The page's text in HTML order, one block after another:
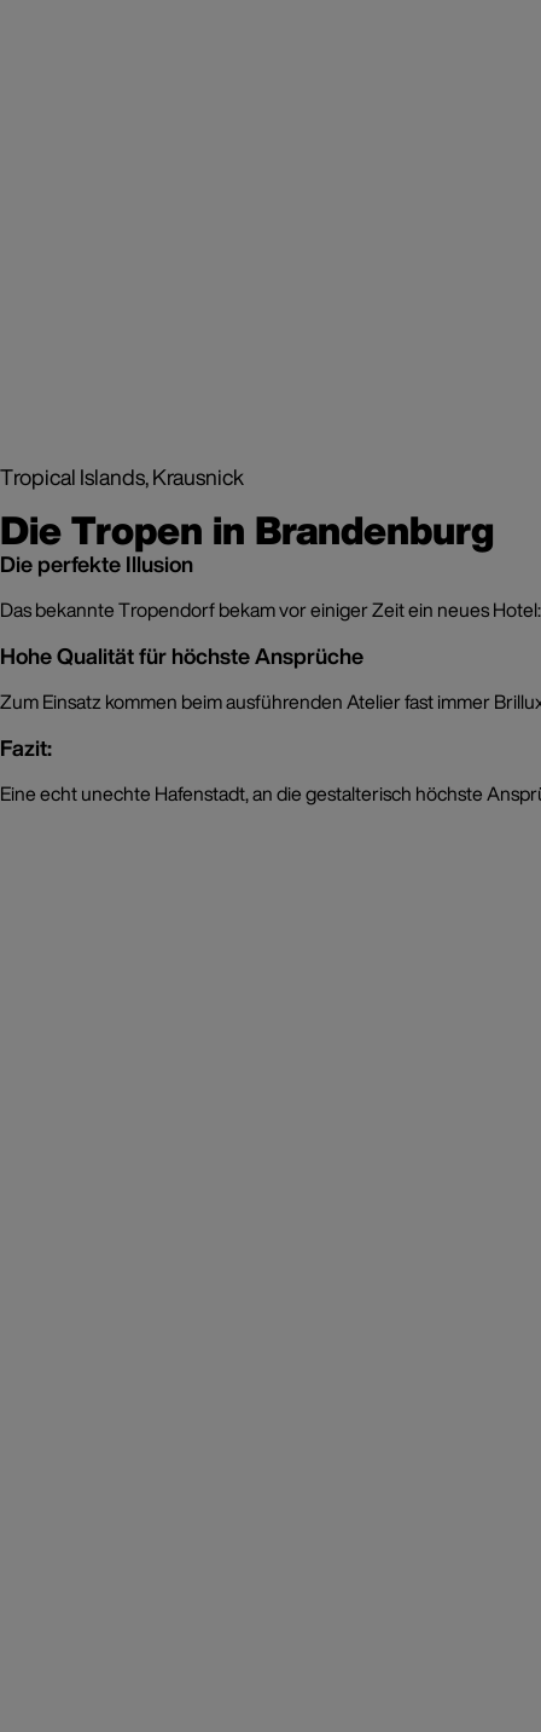
Tropical Islands, Krausnick
Die Tropen in Brandenburg
Die perfekte Illusion
Das bekannte Tropendorf bekam vor einiger Zeit ein neues
Hohe Qualität für höchste Ansprüche
Zum Einsatz kommen beim ausführenden Atelier fast immer
Fazit:
Eine echt unechte Hafenstadt, an die gestalterisch höchste